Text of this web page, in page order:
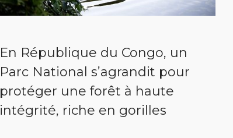
En République du Congo, un
Parc National s’agrandit pour
protéger une forêt à haute
intégrité, riche en gorilles